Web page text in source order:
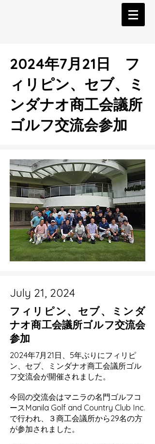
2024年7月21日 フ
ィリピン、セブ、ミ
ンダナオ商工会議所
ゴルフ交流会参加
July 21, 2024
フィリピン、セブ、ミンダ
ナオ商工会議所ゴルフ交流会
参加
2024年7月21日、5年ぶりにフィリピ
ン、セブ、ミンダナオ商工会議所ゴル
フ交流会が開催されました。
今回の交流会はマニラの名門ゴルフコ
ースManila Golf and Country Club Inc.
で行われ、３商工会議所から29名の方
が参加されました。